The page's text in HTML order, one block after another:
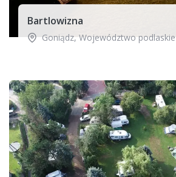
Bartlowizna
Goniądz,Województwo podlaskie